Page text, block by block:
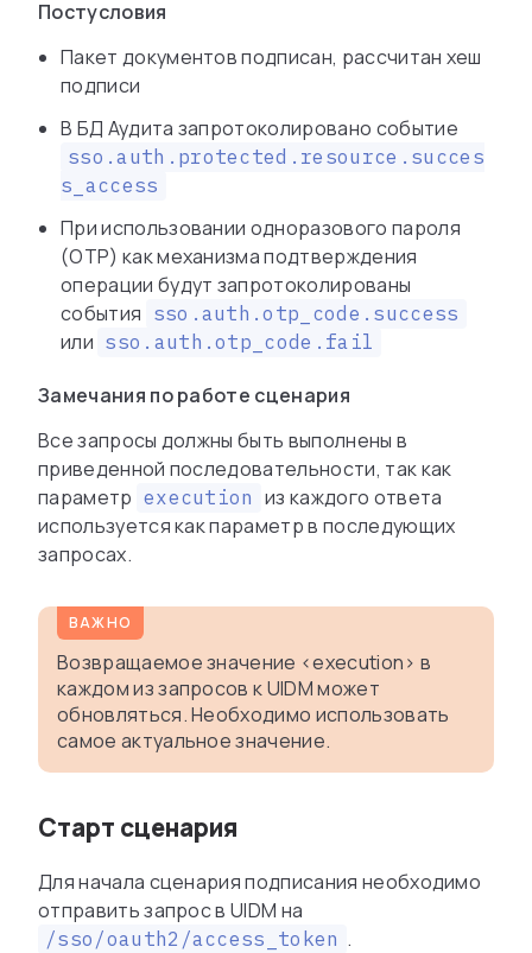
Постусловия
Пакет документов подписан, рассчитан хеш
подписи
В БД Аудита запротоколировано событие
sso.auth.protected.resource.succes
s_access
При использовании одноразового пароля
(OTP) как механизма подтверждения
операции будут запротоколированы
события sso.auth.otp_code.success
или sso.auth.otp_code.fail
Замечания по работе сценария
Все запросы должны быть выполнены в
приведенной последовательности, так как
параметр execution из каждого ответа
используется как параметр в последующих
запросах.
Возвращаемое значение <execution> в
каждом из запросов к UIDM может
обновляться. Необходимо использовать
самое актуальное значение.
Старт сценария
Для начала сценария подписания необходимо
отправить запрос в UIDM на
/sso/oauth2/access_token .